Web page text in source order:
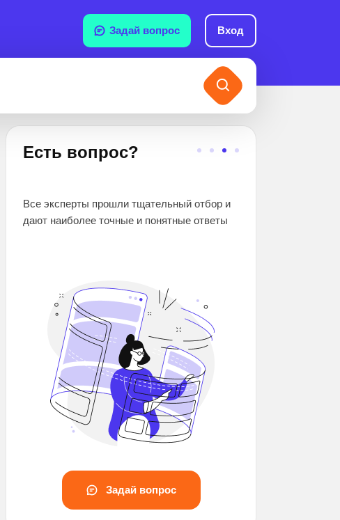
Задай вопрос Вход
Есть вопрос?
Все эксперты прошли тщательный отбор и
дают наиболее точные и понятные ответы
Задай вопрос